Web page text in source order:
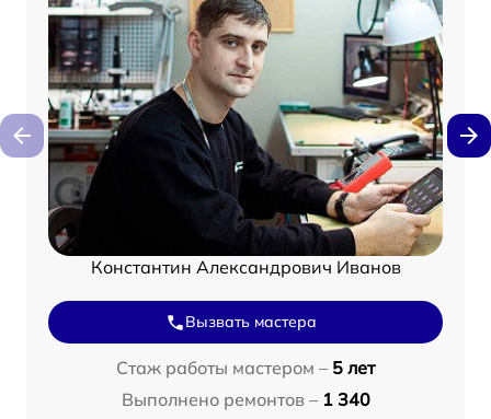
Константин Александрович Иванов
Вызвать мастера
Стаж работы мастером – 5 лет
Выполнено ремонтов – 1 340